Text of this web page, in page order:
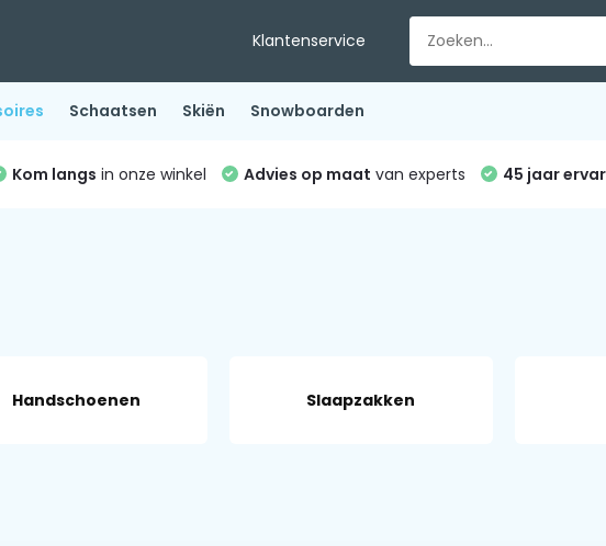
Klantenservice
Schaatsen Skiën Snowboarden
Kom langs in onze winkel Advies op maat van experts 45 jaar
Handschoenen Slaapzakken